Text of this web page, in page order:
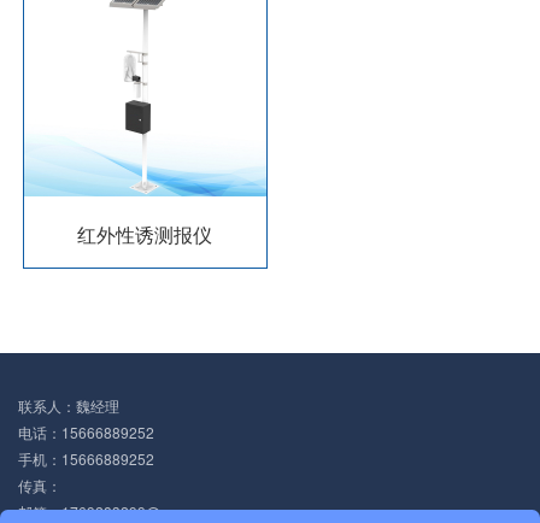
红外性诱测报仪
联系人：魏经理
电话：15666889252
手机：15666889252
传真：
邮箱：1769283299@qq.com